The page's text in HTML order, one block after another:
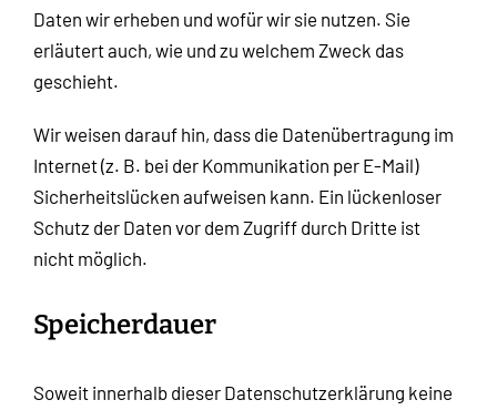
Daten wir erheben und wofür wir sie nutzen. Sie
erläutert auch, wie und zu welchem Zweck das
geschieht.
Wir weisen darauf hin, dass die Datenübertragung im
Internet (z. B. bei der Kommunikation per E-Mail)
Sicherheitslücken aufweisen kann. Ein lückenloser
Schutz der Daten vor dem Zugriff durch Dritte ist
nicht möglich.
Speicherdauer
Soweit innerhalb dieser Datenschutzerklärung keine